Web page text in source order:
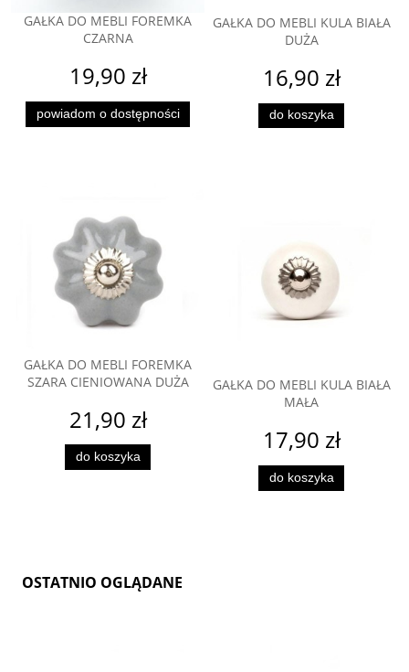
GAŁKA DO MEBLI FOREMKA
CZARNA
19,90 zł
powiadom o dostępności
GAŁKA DO MEBLI KULA BIAŁA
DUŻA
16,90 zł
do koszyka
GAŁKA DO MEBLI FOREMKA
SZARA CIENIOWANA DUŻA
21,90 zł
do koszyka
GAŁKA DO MEBLI KULA BIAŁA
MAŁA
17,90 zł
do koszyka
OSTATNIO OGLĄDANE